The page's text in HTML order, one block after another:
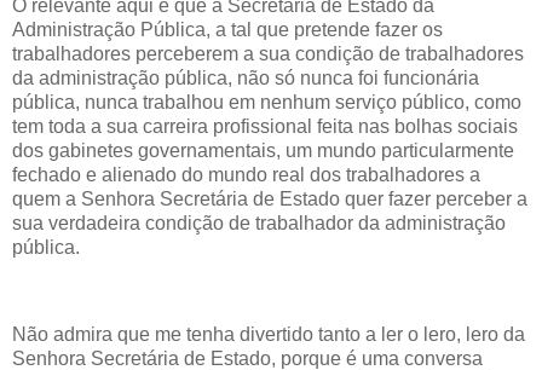
O relevante aqui é que a Secretária de Estado da
Administração Pública, a tal que pretende fazer os
trabalhadores perceberem a sua condição de trabalhadores
da administração pública, não só nunca foi funcionária
pública, nunca trabalhou em nenhum serviço público, como
tem toda a sua carreira profissional feita nas bolhas sociais
dos gabinetes governamentais, um mundo particularmente
fechado e alienado do mundo real dos trabalhadores a
quem a Senhora Secretária de Estado quer fazer perceber a
sua verdadeira condição de trabalhador da administração
pública.
Não admira que me tenha divertido tanto a ler o lero, lero da
Senhora Secretária de Estado, porque é uma conversa